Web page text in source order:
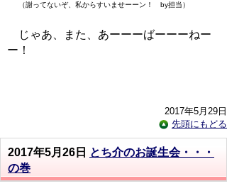
（謝ってないぞ、私からすいませーーン！ by担当）
じゃあ、また、あーーーばーーーねー
ー！
2017年5月29日
先頭にもどる
2017年5月26日 とち介のお誕生会・・・
の巻